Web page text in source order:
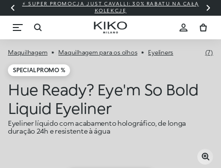
⚡ SUPER PROMOCJA JUST CAVALLI: 30% RABATU NA CAŁĄ
KOLEKCJĘ
Maquilhagem Maquilhagem para os olhos Eyeliners (7)
SPECIAL PROMO %
Hue Ready? Eye'm So Bold
Liquid Eyeliner
Eyeliner líquido com acabamento holográfico, de longa
duração 24h e resistente à água